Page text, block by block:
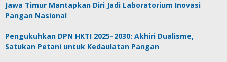
Jawa Timur Mantapkan Diri Jadi Laboratorium Inovasi
Pangan Nasional
Pengukuhkan DPN HKTI 2025–2030: Akhiri Dualisme,
Satukan Petani untuk Kedaulatan Pangan